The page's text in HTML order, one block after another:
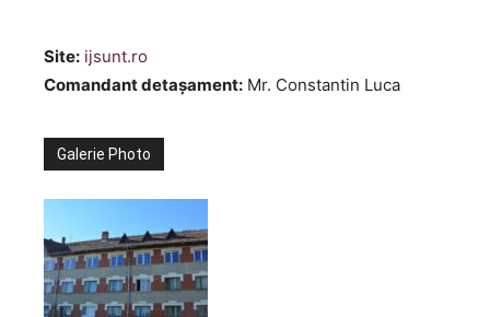
Site: ijsunt.ro
Comandant detaşament: Mr. Constantin Luca
Galerie Photo